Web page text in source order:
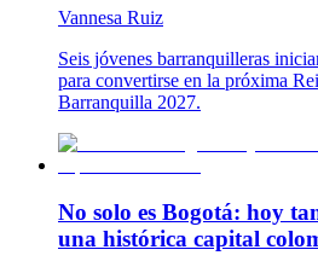
Vannesa Ruiz
Seis jóvenes barranquilleras
para convertirse en la próxima
Barranquilla 2027.
No solo es Bogotá: hoy
una histórica capital